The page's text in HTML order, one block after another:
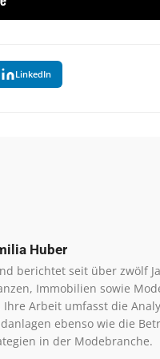
LinkedIn
Huber
berichtet seit über zwölf
Immobilien sowie
Arbeit umfasst die
ebenso wie die
in der Modebranche.